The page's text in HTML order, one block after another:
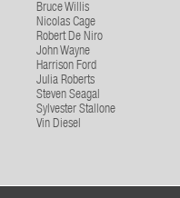
Bruce Willis
Nicolas Cage
Robert De Niro
John Wayne
Harrison Ford
Julia Roberts
Steven Seagal
Sylvester Stallone
Vin Diesel